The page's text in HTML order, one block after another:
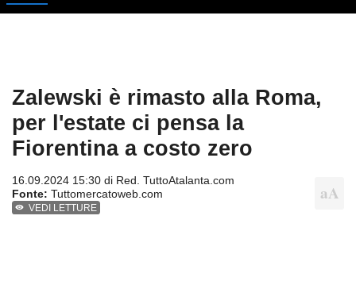
Zalewski è rimasto alla Roma,
per l'estate ci pensa la
Fiorentina a costo zero
16.09.2024 15:30 di Red. TuttoAtalanta.com
Fonte: Tuttomercatoweb.com
VEDI LETTURE